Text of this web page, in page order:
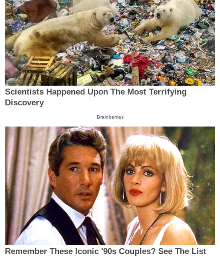
Scientists Happened Upon The Most Terrifying
Discovery
Brainberries
Remember These Iconic '90s Couples? See The List